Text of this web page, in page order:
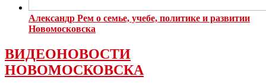
Александр Рем о семье, учебе, политике и развитии
Новомосковска
ВИДЕОНОВОСТИ
НОВОМОСКОВСКА